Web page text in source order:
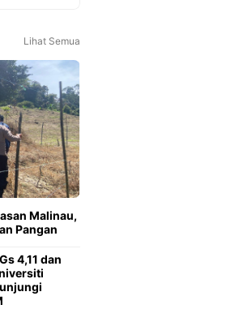
Lihat Semua
Malinau,
Pangan
4,11 dan